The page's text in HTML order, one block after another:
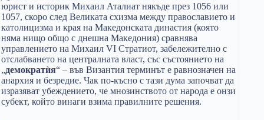
юрист и историк Михаил Аталиат някъде през 1056 или
1057, скоро след Великата схизма между православието и
католицизма и края на Македонската династия (която
няма нищо общо с днешна Македония) сравнява
управлението на Михаил VI Стратиот, забележително с
отслабването на централната власт, със състоянието на
„демократѝя“ – във Византия терминът е равнозначен на
анархия и безредие. Чак по-късно с тази дума започват да
изразяват убеждението, че мнозинството от народа е онзи
субект, който винаги взима правилните решения.